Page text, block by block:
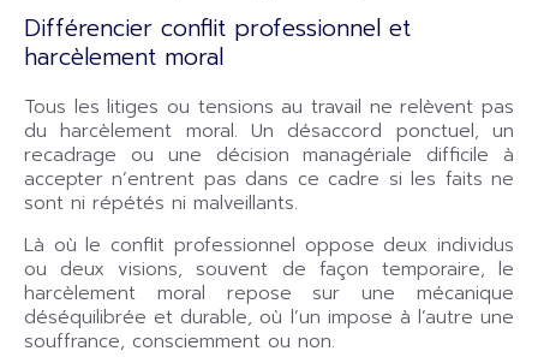
Différencier conflit professionnel et
harcèlement moral
Tous les litiges ou tensions au travail ne relèvent pas
du harcèlement moral. Un désaccord ponctuel, un
recadrage ou une décision managériale difficile à
accepter n’entrent pas dans ce cadre si les faits ne
sont ni répétés ni malveillants.
Là où le conflit professionnel oppose deux individus
ou deux visions, souvent de façon temporaire, le
harcèlement moral repose sur une mécanique
déséquilibrée et durable, où l’un impose à l’autre une
souffrance, consciemment ou non.